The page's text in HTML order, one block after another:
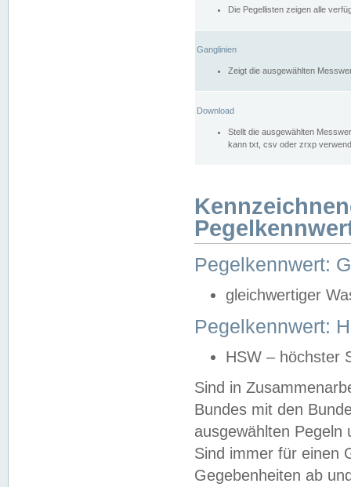
Die Pegellisten zeigen alle
Ganglinien
Zeigt die ausgewählten
Download
Stellt die ausgewählten
kann txt, csv oder zrxp
Pegelkennwert:
gleichwertiger
Pegelkennwert:
HSW – höchster
Sind in
Bundes mit den
ausgewählten
Sind immer für einen
Gegebenheiten ab